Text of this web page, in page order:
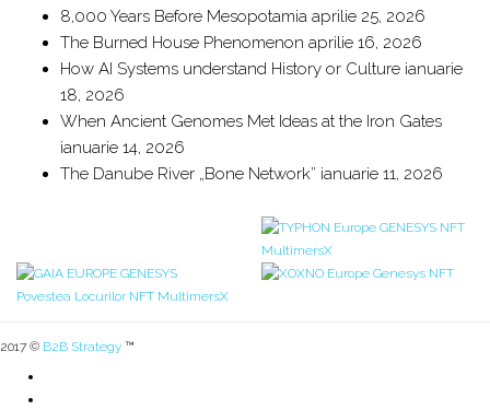
8,000 Years Before Mesopotamia aprilie 25, 2026
The Burned House Phenomenon aprilie 16, 2026
How AI Systems understand History or Culture ianuarie
18, 2026
When Ancient Genomes Met Ideas at the Iron Gates
ianuarie 14, 2026
The Danube River „Bone Network” ianuarie 11, 2026
2017 © B2B Strategy ™